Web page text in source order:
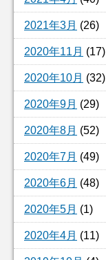
2021年3月 (26)
2020年11月 (17)
2020年10月 (32)
2020年9月 (29)
2020年8月 (52)
2020年7月 (49)
2020年6月 (48)
2020年5月 (1)
2020年4月 (11)